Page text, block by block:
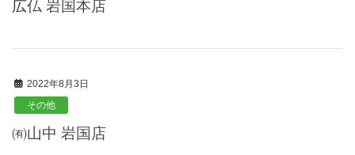
広仏 岩国本店
2022年8月3日
その他
㈲山中 岩国店